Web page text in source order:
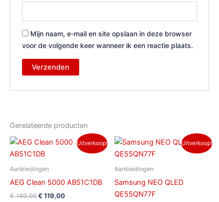
Mijn naam, e-mail en site opslaan in deze browser
voor de volgende keer wanneer ik een reactie plaats.
Gerelateerde producten
Uitverkoop!
Aanbiedingen
AEG Clean 5000 AB51C1DB
€149,00
Oorspronkelijke
was:
€ 119,00
Huidige
prijs
Uitverkoop!
Aanbiedingen
Samsung NEO QLED
QE55QN77F
Oorspronkelijke
prijs
was:
Huidige
prijs